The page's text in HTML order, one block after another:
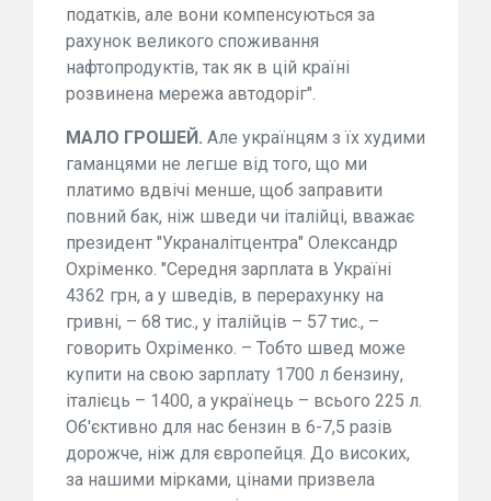
податків, але вони компенсуються за
рахунок великого споживання
нафтопродуктів, так як в цій країні
розвинена мережа автодоріг".
МАЛО ГРОШЕЙ. Але українцям з їх худими
гаманцями не легше від того, що ми
платимо вдвічі менше, щоб заправити
повний бак, ніж шведи чи італійці, вважає
президент "Украналітцентра" Олександр
Охріменко. "Середня зарплата в Україні
4362 грн, а у шведів, в перерахунку на
гривні, – 68 тис., у італійців – 57 тис., –
говорить Охріменко. – Тобто швед може
купити на свою зарплату 1700 л бензину,
італієць – 1400, а українець – всього 225 л.
Об'єктивно для нас бензин в 6-7,5 разів
дорожче, ніж для європейця. До високих,
за нашими мірками, цінами призвела